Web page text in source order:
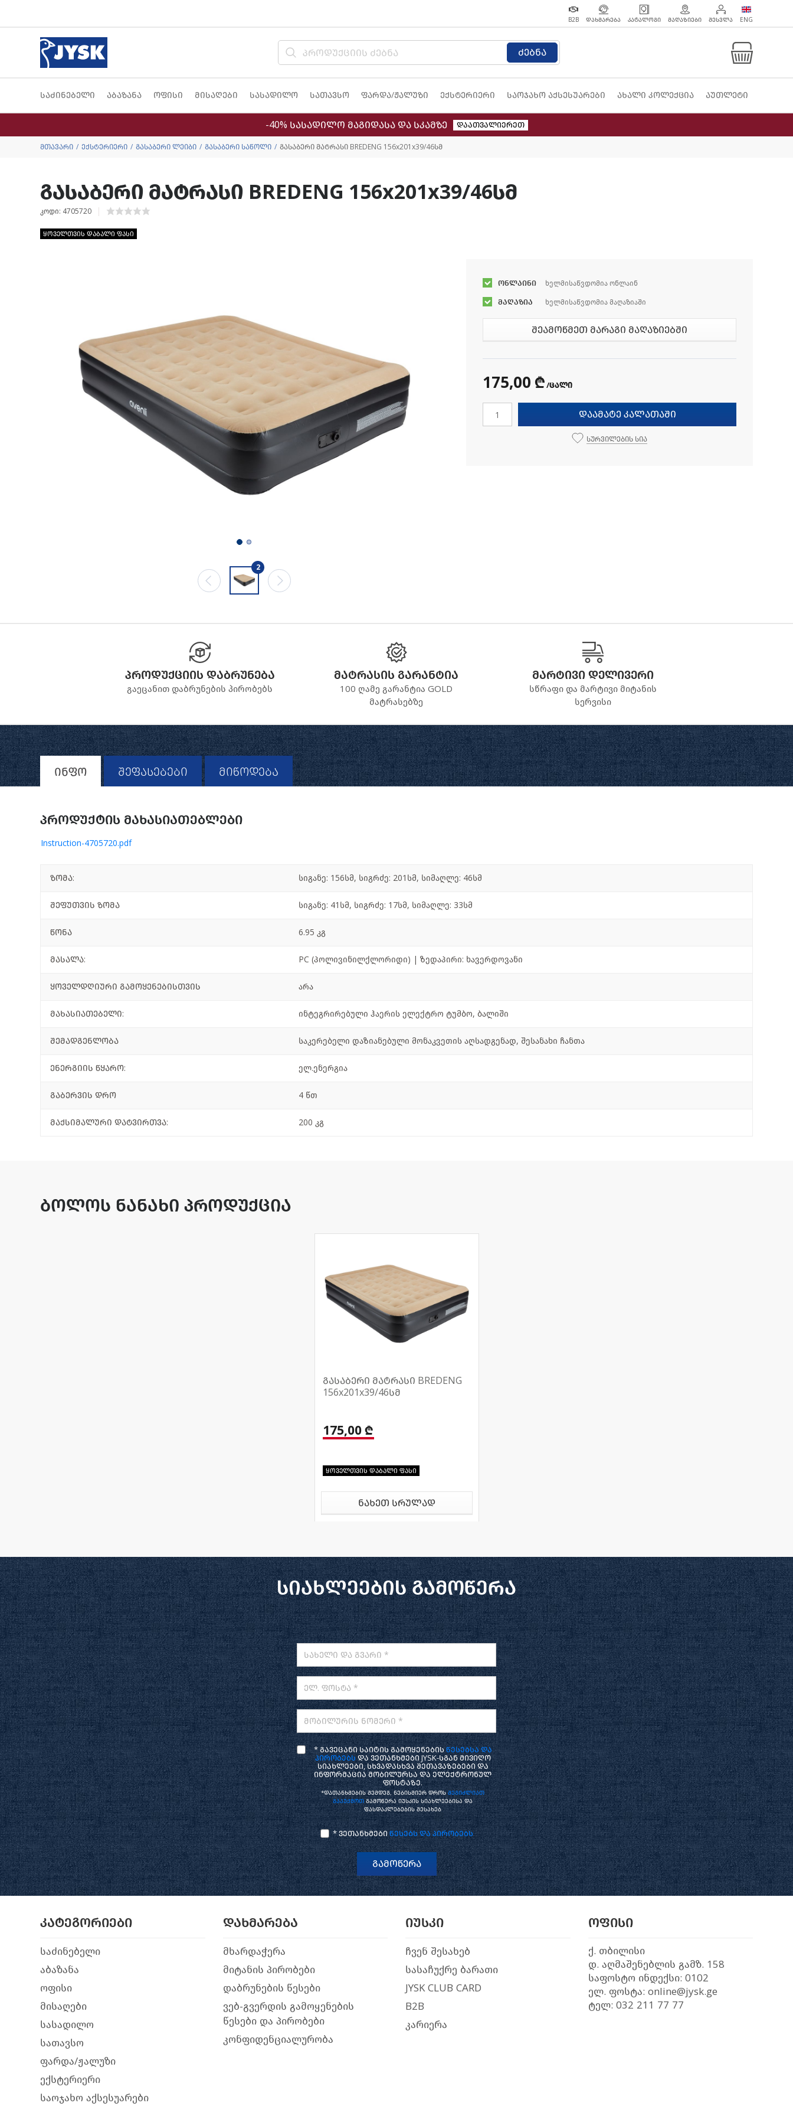
B2B ᲓᲐᲮᲛᲐᲠᲔᲑᲐ ᲙᲐᲢᲐᲚᲝᲒᲘ ᲛᲐᲦᲐᲖᲘᲔᲑᲘ ᲨᲔᲡᲕᲚᲐ ENG
ძებნა
საძინებელი აბაზანა ოფისი მისაღები სასადილო სათავსო ფარდა/ჟალუზი ექსტერიერი საოჯახო აქსესუარები ახალი კოლექცია აუთლეტი
-40% სასადილო მაგიდასა და სკამზე დაათვალიერეთ
მთავარი ექსტერიერი გასაბერი ლეიბი გასაბერი საწოლი გასაბერი მატრასი BREDENG 156x201x39/46სმ
გასაბერი მატრასი BREDENG 156x201x39/46სმ
კოდი: 4705720
ყოველთვის დაბალი ფასი
2
ონლაინი ხელმისაწვდომია ონლაინ
მაღაზია ხელმისაწვდომია მაღაზიაში
შეამოწმეთ მარაგი მაღაზიებში
175,00 ₾ /ცალი
დაამატე კალათაში
სურვილების სია
პროდუქციის დაბრუნება
გაეცანით დაბრუნების პირობებს
მატრასის გარანტია
100 ღამე გარანტია GOLD
მატრასებზე
მარტივი დელივერი
სწრაფი და მარტივი მიტანის
სერვისი
ინფო შეფასებები მიწოდება
პროდუქტის მახასიათებლები
Instruction-4705720.pdf
ზომა: სიგანე: 156სმ, სიგრძე: 201სმ, სიმაღლე: 46სმ
შეფუთვის ზომა სიგანე: 41სმ, სიგრძე: 17სმ, სიმაღლე: 33სმ
წონა 6.95 კგ
მასალა: PC (პოლივინილქლორიდი) | ზედაპირი: ხავერდოვანი
ყოველდღიური გამოყენებისთვის არა
მახასიათებელი: ინტეგრირებული ჰაერის ელექტრო ტუმბო, ბალიში
შემადგენლობა საკერებელი დაზიანებული მონაკვეთის აღსადგენად, შესანახი ჩანთა
ენერგიის წყარო: ელ.ენერგია
გაბერვის დრო 4 წთ
მაქსიმალური დატვირთვა: 200 კგ
ბოლოს ნანახი პროდუქცია
გასაბერი მატრასი BREDENG
156x201x39/46სმ
175,00 ₾
ყოველთვის დაბალი ფასი
ნახეთ სრულად
სიახლეების გამოწერა
სახელი და გვარი *
ელ. ფოსტა *
მობილურის ნომერი *
* გავეცანი საიტის გამოყენებისწესებსა და
პირობებსდა ვეთანხმები JYSK-სგან მივიღო
სიახლეები, სხვადასხვა შეთავაზებები და
ინფორმაცია მობილურსა და ელექტრონულ
ფოსტაზე.
*დათანხმების შემდეგ, ნებისმიერ დროსშეგიძლიათ
გააუქმოთ გამოწერა იუსკის სიახლეებისა და
ფასდაკლებების შესახებ
* ვეთანხმებიწესებს და პირობებს
გამოწერა
კატეგორიები
საძინებელი
აბაზანა
ოფისი
მისაღები
სასადილო
სათავსო
ფარდა/ჟალუზი
ექსტერიერი
საოჯახო აქსესუარები
დახმარება
მხარდაჭერა
მიტანის პირობები
დაბრუნების წესები
ვებ-გვერდის გამოყენების
წესები და პირობები
კონფიდენციალურობა
იუსკი
ჩვენ შესახებ
სასაჩუქრე ბარათი
JYSK CLUB CARD
B2B
კარიერა
ოფისი
ქ. თბილისი
დ. აღმაშენებლის გამზ. 158
საფოსტო ინდექსი: 0102
ელ. ფოსტა: online@jysk.ge
ტელ: 032 211 77 77